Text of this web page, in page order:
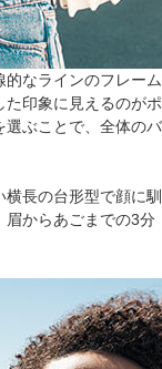
なラインのフレーム
印象に見えるのがポ
選ぶことで、全体のバ
長の台形型で顔に馴
眉からあごまでの3分